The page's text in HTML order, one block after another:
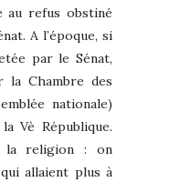
au refus obstiné
A l’époque, si
par le Sénat,
la Chambre des
nationale)
Vè République.
la religion : on
allaient plus à